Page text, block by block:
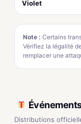
Violet
Note : Certains
Vérifiez la légalité
remplacer une
Distributions